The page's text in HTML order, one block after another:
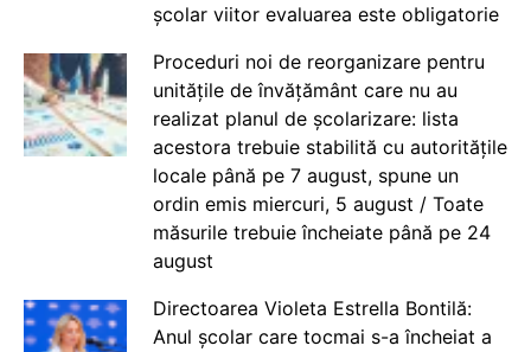
școlar viitor evaluarea este obligatorie
Proceduri noi de reorganizare pentru
unitățile de învățământ care nu au
realizat planul de școlarizare: lista
acestora trebuie stabilită cu autoritățile
locale până pe 7 august, spune un
ordin emis miercuri, 5 august / Toate
măsurile trebuie încheiate până pe 24
august
Directoarea Violeta Estrella Bontilă:
Anul școlar care tocmai s-a încheiat a